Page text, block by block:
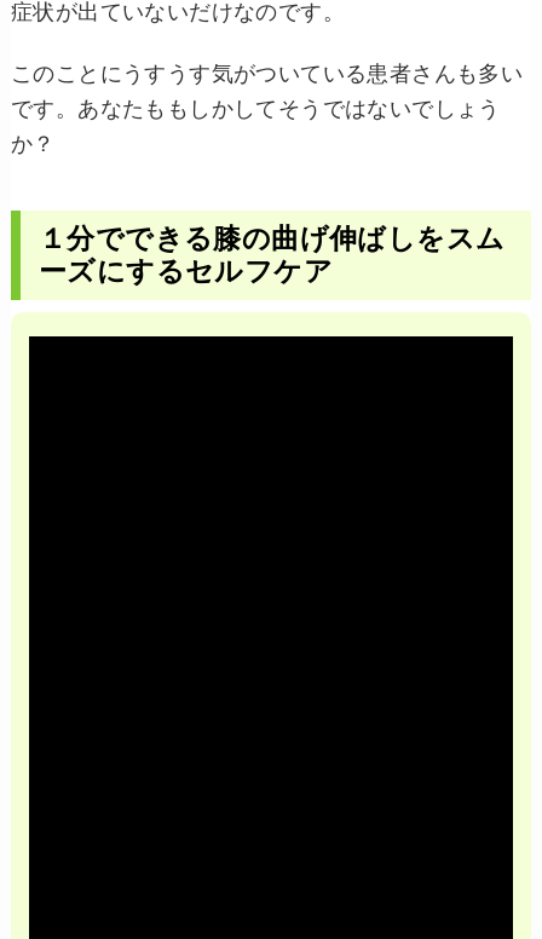
症状が出ていないだけなのです。
このことにうすうす気がついている患者さんも多い
です。あなたももしかしてそうではないでしょう
か？
１分でできる膝の曲げ伸ばしをスム
ーズにするセルフケア